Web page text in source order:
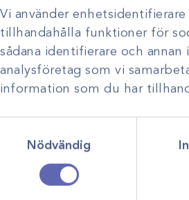
Vi använder
tillhandahålla funktioner för
sådana identifierare och
analysföretag som vi
information som du har
Nödvändig